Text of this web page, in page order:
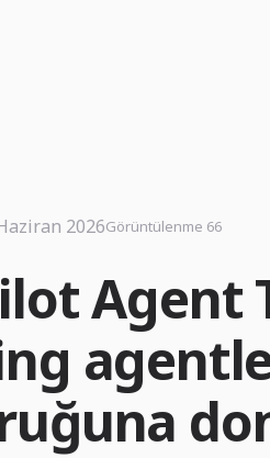
Agent
2026Görüntülenme 66